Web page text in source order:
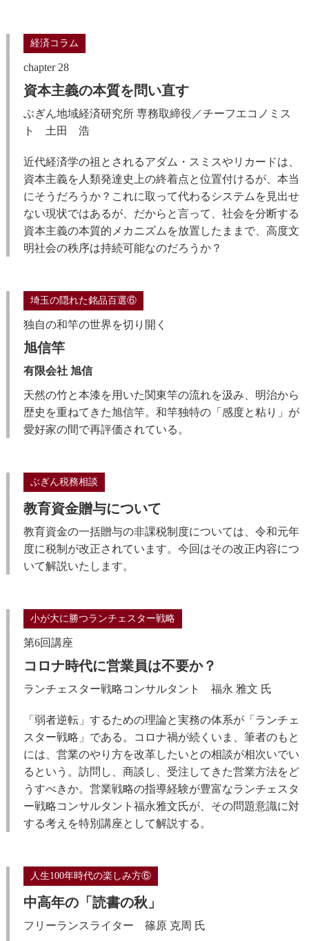
経済コラム
chapter 28
資本主義の本質を問い直す
ぶぎん地域経済研究所 専務取締役／チーフエコノミス
ト 土田 浩
近代経済学の祖とされるアダム・スミスやリカードは、
資本主義を人類発達史上の終着点と位置付けるが、本当
にそうだろうか？これに取って代わるシステムを見出せ
ない現状ではあるが、だからと言って、社会を分断する
資本主義の本質的メカニズムを放置したままで、高度文
明社会の秩序は持続可能なのだろうか？
埼玉の隠れた銘品百選⑥
独自の和竿の世界を切り開く
旭信竿
有限会社 旭信
天然の竹と本漆を用いた関東竿の流れを汲み、明治から
歴史を重ねてきた旭信竿。和竿独特の「感度と粘り」が
愛好家の間で再評価されている。
ぶぎん税務相談
教育資金贈与について
教育資金の一括贈与の非課税制度については、令和元年
度に税制が改正されています。今回はその改正内容につ
いて解説いたします。
小が大に勝つランチェスター戦略
第6回講座
コロナ時代に営業員は不要か？
ランチェスター戦略コンサルタント 福永 雅文 氏
「弱者逆転」するための理論と実務の体系が「ランチェ
スター戦略」である。コロナ禍が続くいま、筆者のもと
には、営業のやり方を改革したいとの相談が相次いでい
るという。訪問し、商談し、受注してきた営業方法をど
うすべきか。営業戦略の指導経験が豊富なランチェスタ
ー戦略コンサルタント福永雅文氏が、その問題意識に対
する考えを特別講座として解説する。
人生100年時代の楽しみ方⑥
中高年の「読書の秋」
フリーランスライター 篠原 克周 氏